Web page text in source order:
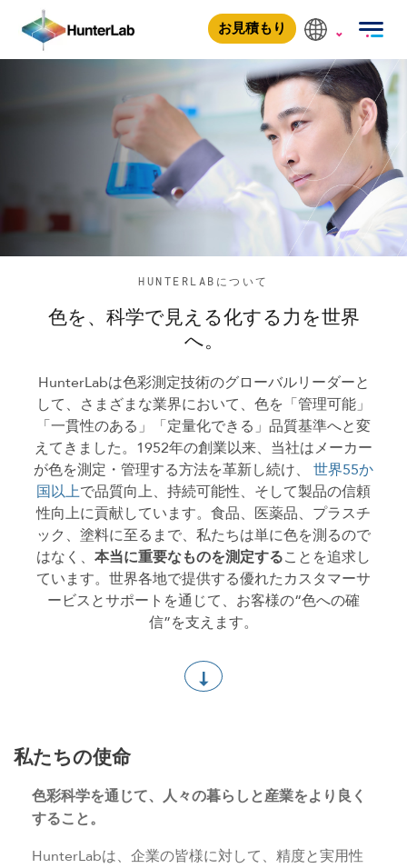
お見積もり
HunterLabについて
HUNTERLABについて
色を、科学で見える化する力を世界
へ。
HunterLabは色彩測定技術のグローバルリーダーと
して、さまざまな業界において、色を「管理可能」
「一貫性のある」「定量化できる」品質基準へと変
えてきました。1952年の創業以来、当社はメーカー
が色を測定・管理する方法を革新し続け、 世界55か
国以上で品質向上、持続可能性、そして製品の信頼
性向上に貢献しています。食品、医薬品、プラスチ
ック、塗料に至るまで、私たちは単に色を測るので
はなく、 本当に重要なものを測定することを追求し
ています。世界各地で提供する優れたカスタマーサ
ービスとサポートを通じて、お客様の“色への確
信”を支えます。
私たちの使命
色彩科学を通じて、人々の暮らしと産業をより良く
すること。
HunterLabは、企業の皆様に対して、精度と実用性